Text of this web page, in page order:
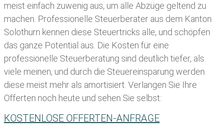
meist einfach zuwenig aus, um alle Abzüge geltend zu
machen. Professionelle Steuerberater aus dem Kanton
Solothurn kennen diese Steuertricks alle, und schöpfen
das ganze Potential aus. Die Kosten für eine
professionelle Steuerberatung sind deutlich tiefer, als
viele meinen, und durch die Steuereinsparung werden
diese meist mehr als amortisiert. Verlangen Sie Ihre
Offerten noch heute und sehen Sie selbst:
KOSTENLOSE OFFERTEN-ANFRAGE